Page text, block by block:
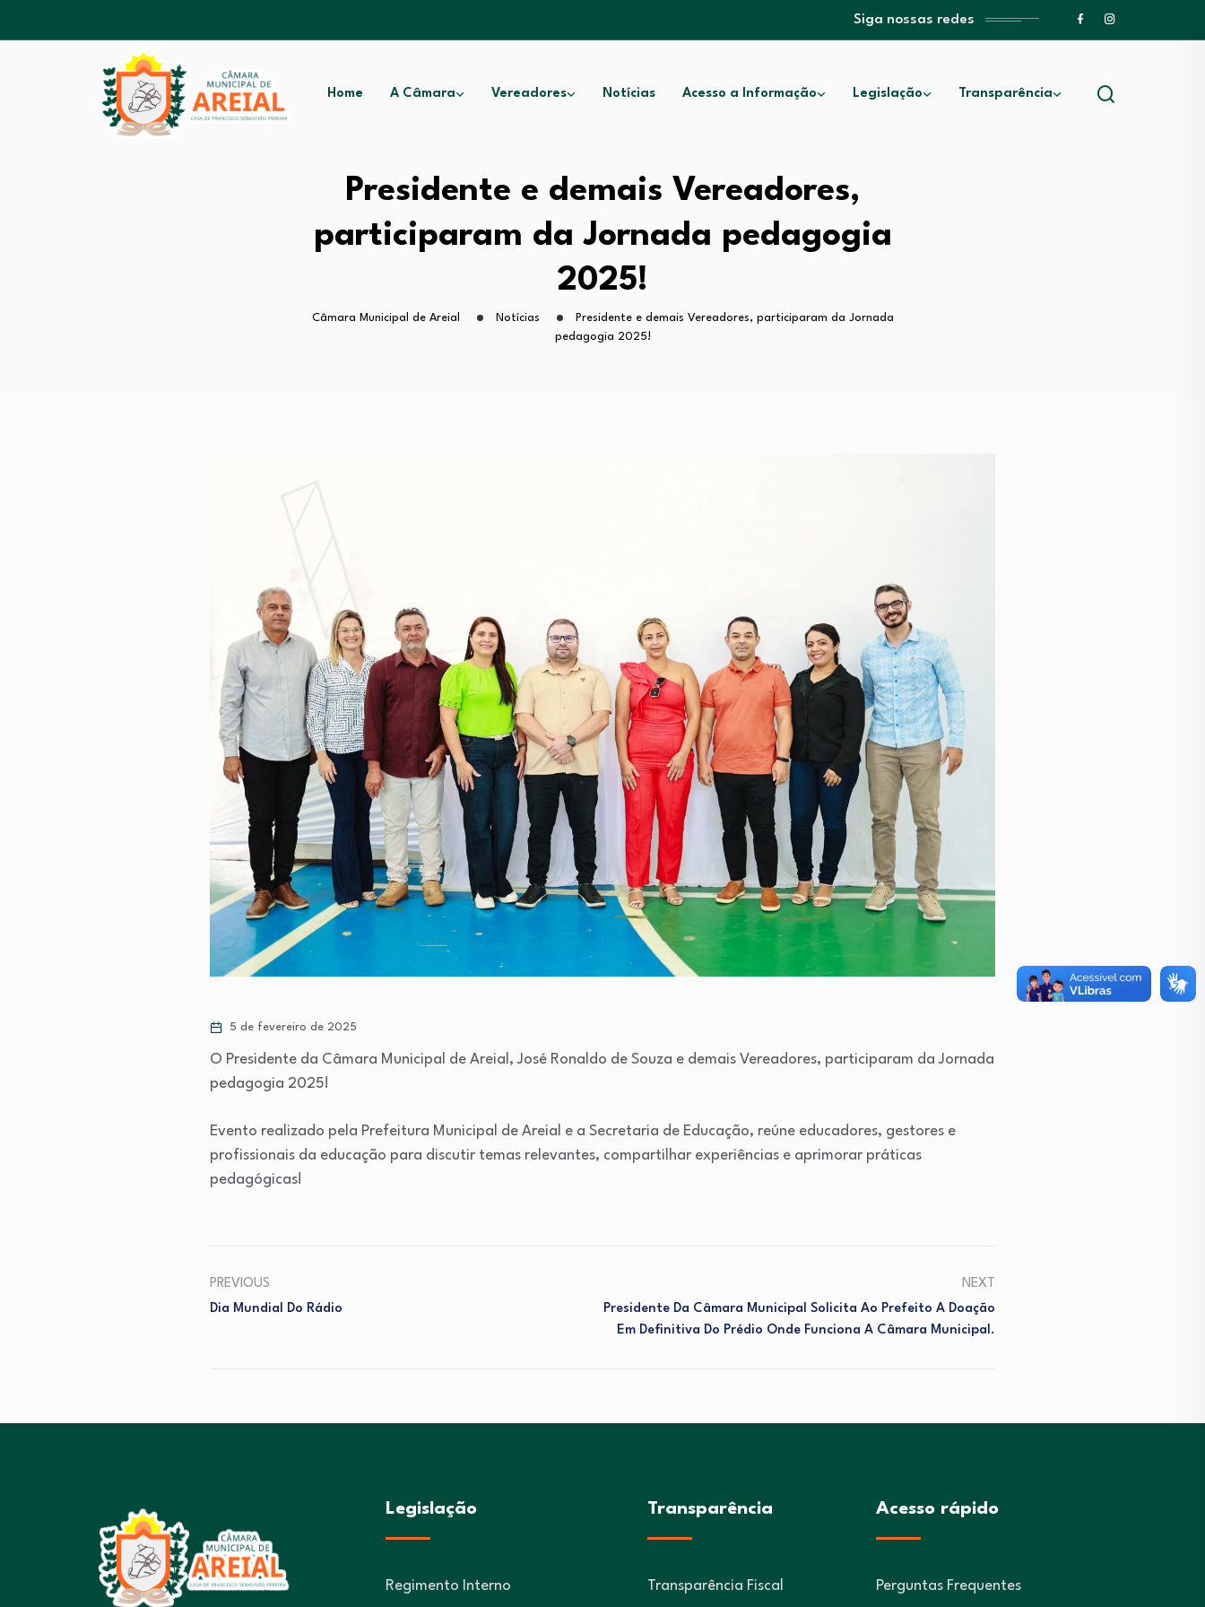
Siga nossas redes
Home A Câmara Vereadores Notícias Acesso a Informação Legislação Transparência
Presidente e demais Vereadores,
participaram da Jornada pedagogia
2025!
Câmara Municipal de Areial Notícias
Presidente e demais Vereadores, participaram da Jornada
pedagogia 2025!
5 de fevereiro de 2025
O Presidente da Câmara Municipal de Areial, José Ronaldo de Souza e demais Vereadores, participaram da Jornada
pedagogia 2025!
Evento realizado pela Prefeitura Municipal de Areial e a Secretaria de Educação, reúne educadores, gestores e
profissionais da educação para discutir temas relevantes, compartilhar experiências e aprimorar práticas
pedagógicas!
PREVIOUS
Dia Mundial Do Rádio
NEXT
Presidente Da Câmara Municipal Solicita Ao Prefeito A Doação
Em Definitiva Do Prédio Onde Funciona A Câmara Municipal.
Legislação
Regimento Interno
Transparência
Transparência Fiscal
Acesso rápido
Perguntas Frequentes